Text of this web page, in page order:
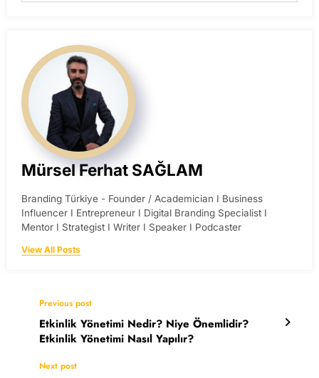
Mürsel Ferhat SAĞLAM
Branding Türkiye - Founder / Academician I Business
Influencer I Entrepreneur I Digital Branding Specialist I
Mentor I Strategist I Writer I Speaker I Podcaster
View All Posts
Previous post
Etkinlik Yönetimi Nedir? Niye Önemlidir?
Etkinlik Yönetimi Nasıl Yapılır?
Next post